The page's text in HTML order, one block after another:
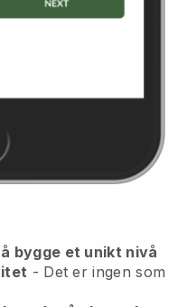
bygge et unikt nivå
- Det er ingen som